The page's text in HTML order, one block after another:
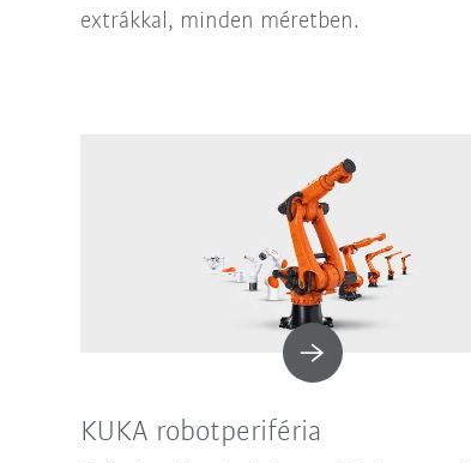
extrákkal, minden méretben.
KUKA robotperiféria